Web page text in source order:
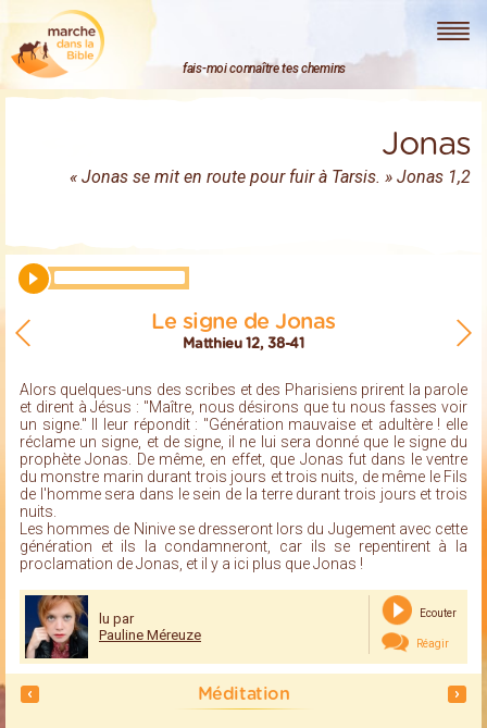
Marche dans la Bible
fais-moi connaître tes chemins
Jonas
« Jonas se mit en route pour fuir à Tarsis. » Jonas 1,2
Le signe de Jonas
Matthieu 12, 38-41
Alors quelques-uns des scribes et des Pharisiens prirent la parole
et dirent à Jésus : "Maître, nous désirons que tu nous fasses voir
un signe." Il leur répondit : "Génération mauvaise et adultère ! elle
réclame un signe, et de signe, il ne lui sera donné que le signe du
prophète Jonas. De même, en effet, que Jonas fut dans le ventre
du monstre marin durant trois jours et trois nuits, de même le Fils
de l'homme sera dans le sein de la terre durant trois jours et trois
nuits.
Les hommes de Ninive se dresseront lors du Jugement avec cette
génération et ils la condamneront, car ils se repentirent à la
proclamation de Jonas, et il y a ici plus que Jonas !
lu par
Pauline Méreuze
Ecouter
Réagir
Méditation